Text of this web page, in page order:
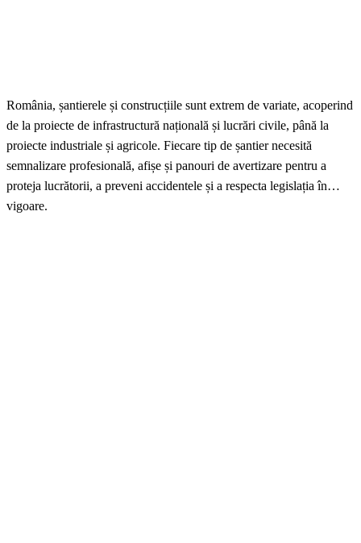
România, șantierele și construcțiile sunt extrem de variate, acoperind
de la proiecte de infrastructură națională și lucrări civile, până la
proiecte industriale și agricole. Fiecare tip de șantier necesită
semnalizare profesională, afișe și panouri de avertizare pentru a
proteja lucrătorii, a preveni accidentele și a respecta legislația în
vigoare.